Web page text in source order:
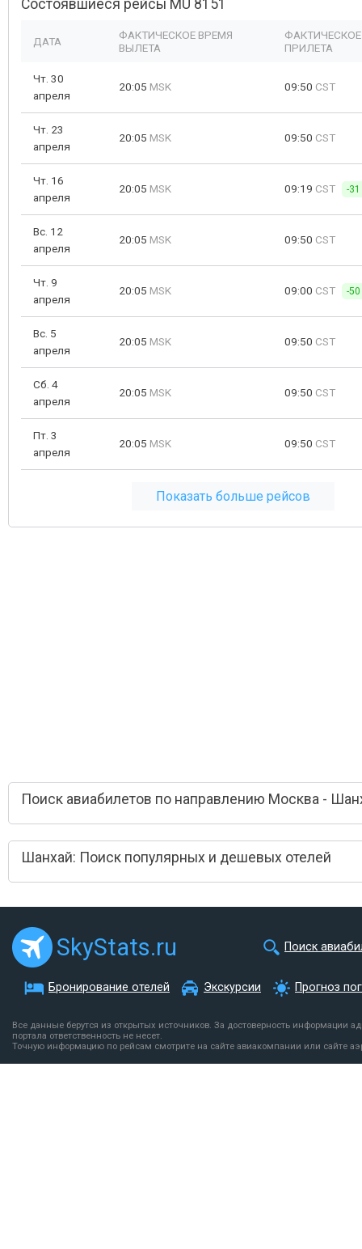
Состоявшиеся рейсы MU 8151
ДАТА
ФАКТИЧЕСКОЕ ВРЕМЯ
ВЫЛЕТА
ПРИЛЕТА
Чт. 30
апреля
20:05 MSK 09:50 CST
Чт. 23
апреля
20:05 MSK 09:50 CST
Чт. 16
апреля
20:05 MSK 09:19 CST -
Вс. 12
апреля
20:05 MSK 09:50 CST
Чт. 9
апреля
20:05 MSK 09:00 CST -
Вс. 5
апреля
20:05 MSK 09:50 CST
Сб. 4
апреля
20:05 MSK 09:50 CST
Пт. 3
апреля
20:05 MSK 09:50 CST
Показать больше рейсов
Поиск авиабилетов по направлению Москва -
Шанхай: Поиск популярных и дешевых отелей
SkyStats.ru Поиск
Бронирование отелей Экскурсии Прогноз
Все данные берутся из открытых источников. За достоверность информации
портала ответственность не несет.
Точную информацию по рейсам смотрите на сайте авиакомпании или сайте